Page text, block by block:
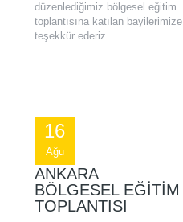
düzenlediğimiz bölgesel eğitim
toplantısına katılan bayilerimize
teşekkür ederiz.
16
Ağu
ANKARA
BÖLGESEL EĞITIM
TOPLANTISI